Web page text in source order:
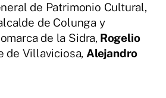
de Patrimonio Cultural,
de Colunga y
de la Sidra, Rogelio
de Villaviciosa, Alejandro